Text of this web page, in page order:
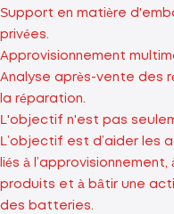
Support en matière
privées.
Approvisionnement
Analyse après-vente des
la réparation.
L'objectif n'est pas
L’objectif est d’aider les
liés à
produits et à bâtir une
des batteries.